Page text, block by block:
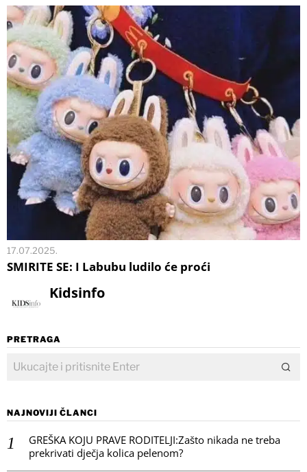
17.07.2025.
SMIRITE SE: I Labubu ludilo će proći
Kidsinfo
PRETRAGA
NAJNOVIJI ČLANCI
GREŠKA KOJU PRAVE RODITELJI:Zašto nikada ne treba
prekrivati dječja kolica pelenom?